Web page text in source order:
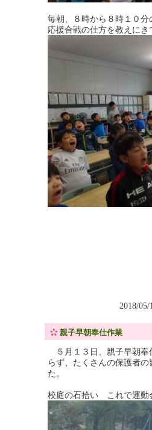
毎朝、８時から８時１０
応援合戦の仕方を教えにき
2018/
親子早朝奉仕作業
５月１３日、親子早朝奉
らず、たくさんの保護者
た。
校庭の石拾い これで運動